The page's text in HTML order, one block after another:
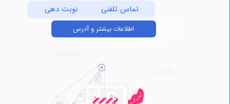
تماس تلفنی نوبت دهی
اطلاعات بیشتر و آدرس